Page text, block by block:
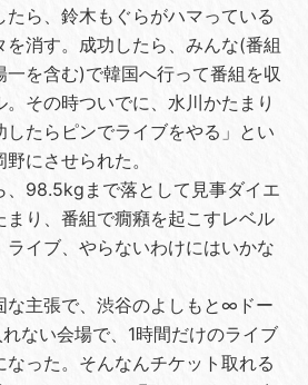
ら、鈴木もぐらがハマっている
を消す。成功したら、みんな(番組
を含む)で韓国へ行って番組を収
その時ついでに、水川かたまり
したらピンでライブをやる」とい
にさせられた。
98.5kgまで落として見事ダイエ
まり、番組で癇癪を起こすレベル
ライブ、やらないわけにはいかな
主張で、渋谷のよしもと∞ドー
ない会場で、1時間だけのライブ
なった。そんなんチケット取れる